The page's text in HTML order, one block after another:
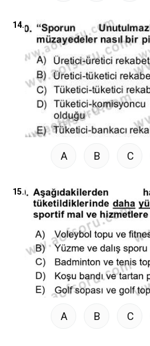
14.
A B C
15.
A B C